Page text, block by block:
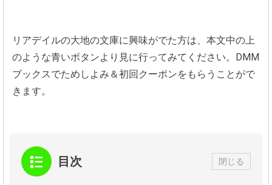
リアデイルの大地の文庫に興味がでた方は、本文中の上
のような青いボタンより見に行ってみてください。DMM
ブックスでためしよみ＆初回クーポンをもらうことがで
きます。
目次 閉じる